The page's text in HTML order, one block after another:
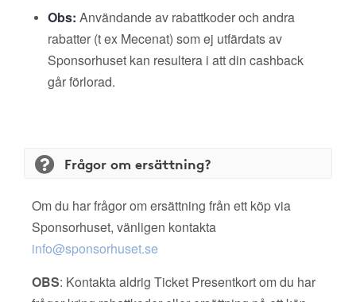
Obs: Användande av rabattkoder och andra
rabatter (t ex Mecenat) som ej utfärdats av
Sponsorhuset kan resultera i att din cashback
går förlorad.
Frågor om ersättning?
Om du har frågor om ersättning från ett köp via
Sponsorhuset, vänligen kontakta
info@sponsorhuset.se
OBS: Kontakta aldrig Ticket Presentkort om du har